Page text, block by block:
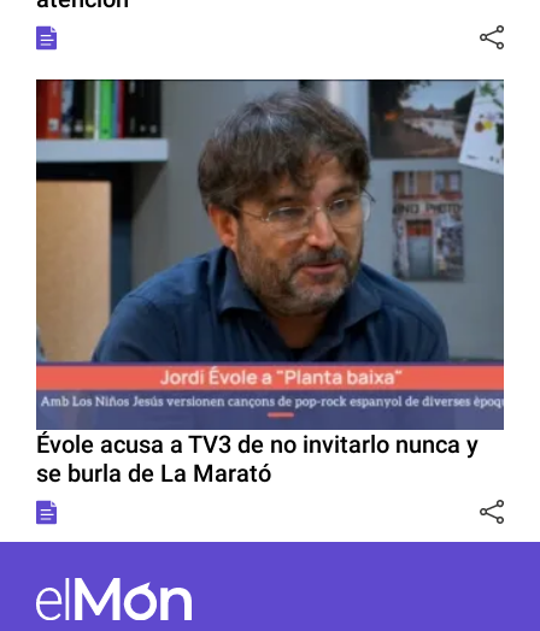
Évole acusa a TV3 de no invitarlo nunca y
se burla de La Marató